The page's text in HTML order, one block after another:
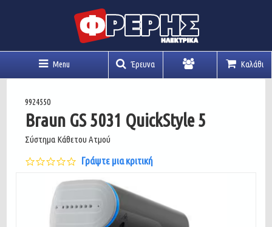
Menu Έρευνα Καλάθι
9924550
Braun GS 5031 QuickStyle 5
Σύστημα Κάθετου Ατμού
0.0
star
rating
Γράψτε μια κριτική